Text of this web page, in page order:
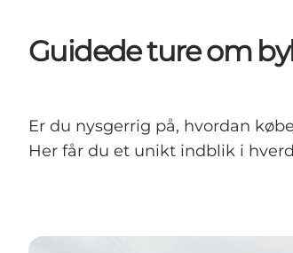
Spis & drik
Områder
CopenPay
Copenhagen Card
Guidede ture om
Er du nysgerrig på, hvordan
Her får du et unikt indblik i